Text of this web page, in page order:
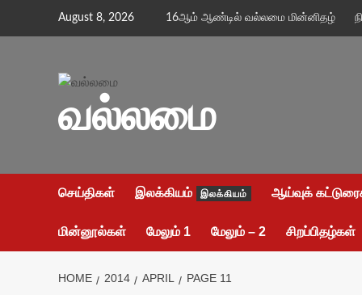
August 8, 2026 16ஆம் ஆண்டில் வல்லமை மின்னிதழ்
வல்லமை
செய்திகள் இலக்கியம் இலக்கியம் ஆய்வுக்
மின்னூல்கள் மேலும் 1 மேலும் – 2 சிறப்பிதழ்கள்
HOME 2014 APRIL PAGE 11